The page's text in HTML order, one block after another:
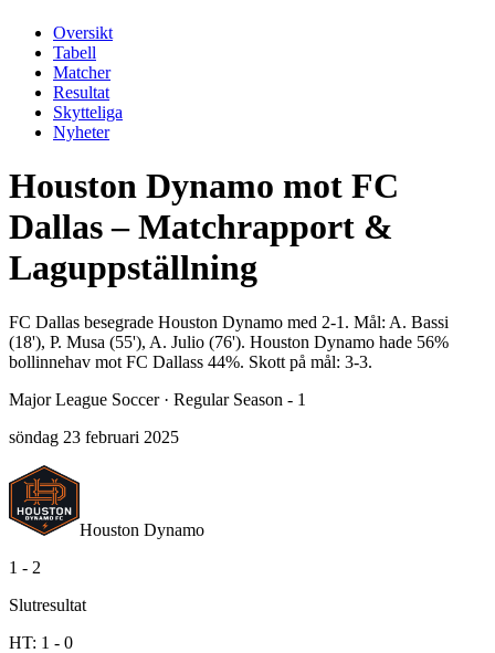
Oversikt
Tabell
Matcher
Resultat
Skytteliga
Nyheter
Houston Dynamo mot FC
Dallas – Matchrapport &
Laguppställning
FC Dallas besegrade Houston Dynamo med 2-1. Mål: A. Bassi
(18'), P. Musa (55'), A. Julio (76'). Houston Dynamo hade 56%
bollinnehav mot FC Dallass 44%. Skott på mål: 3-3.
Major League Soccer· Regular Season - 1
söndag 23 februari 2025
Houston Dynamo
1 - 2
Slutresultat
HT: 1 - 0